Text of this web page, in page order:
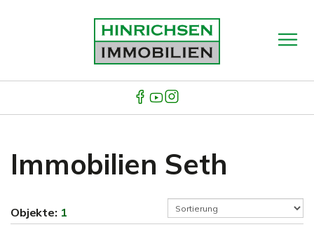
Immobilien Seth
Objekte: 1